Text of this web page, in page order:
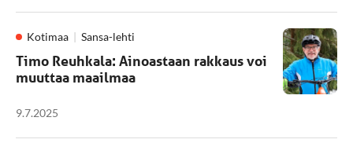
Kotimaa Sansa-lehti
Timo Reuhkala: Ainoastaan rakkaus voi
muuttaa maailmaa
9.7.2025